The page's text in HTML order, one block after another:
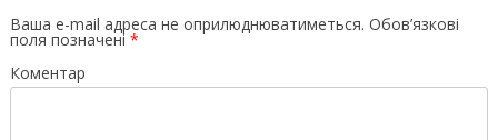
Ваша e-mail адреса не оприлюднюватиметься. Обов’язкові
поля позначені *
Коментар